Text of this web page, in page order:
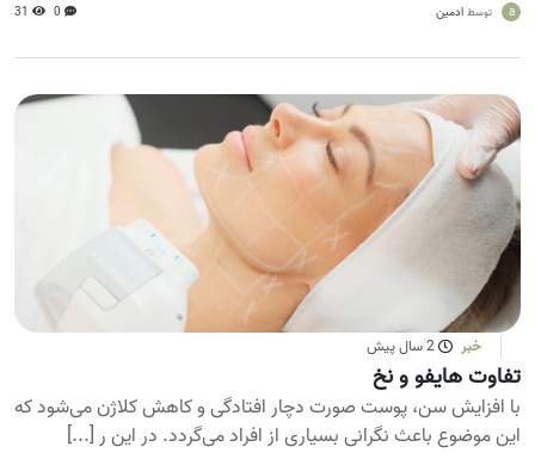
a توسط ادمین 0
31
خبر 2 سال پیش
تفاوت هایفو و نخ
با افزایش سن، پوست صورت دچار افتادگی و کاهش کلاژن می‌شود که
این موضوع باعث نگرانی بسیاری از افراد می‌گردد. در این ر [...]